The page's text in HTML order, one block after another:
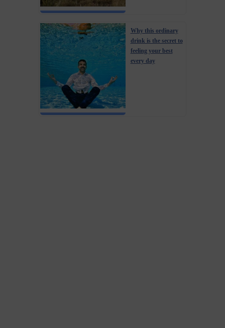
Why this ordinary
drink is the secret to
feeling your best
every day